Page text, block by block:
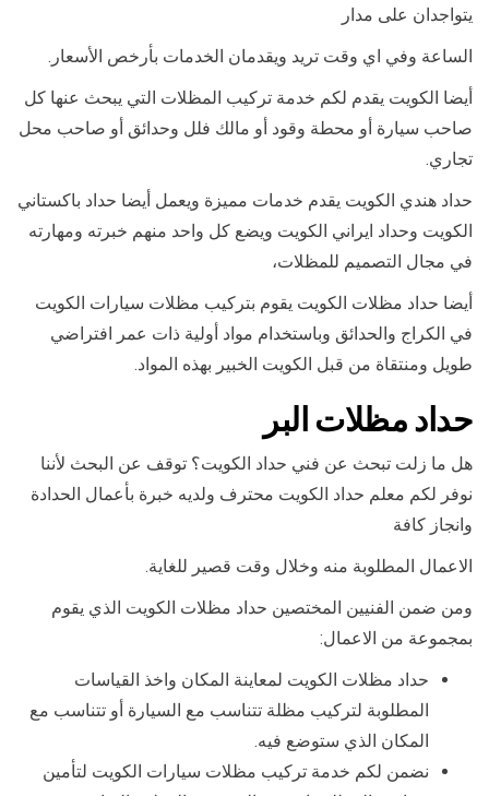
يتواجدان على مدار
الساعة وفي اي وقت تريد ويقدمان الخدمات بأرخص الأسعار.
أيضا الكويت يقدم لكم خدمة تركيب المظلات التي يبحث عنها كل
صاحب سيارة أو محطة وقود أو مالك فلل وحدائق أو صاحب محل
تجاري.
حداد هندي الكويت يقدم خدمات مميزة ويعمل أيضا حداد باكستاني
الكويت وحداد ايراني الكويت ويضع كل واحد منهم خبرته ومهارته
في مجال التصميم للمظلات،
أيضا حداد مظلات الكويت يقوم بتركيب مظلات سيارات الكويت
في الكراج والحدائق وباستخدام مواد أولية ذات عمر افتراضي
طويل ومنتقاة من قبل الكويت الخبير بهذه المواد.
حداد مظلات البر
هل ما زلت تبحث عن فني حداد الكويت؟ توقف عن البحث لأننا
نوفر لكم معلم حداد الكويت محترف ولديه خبرة بأعمال الحدادة
وانجاز كافة
الاعمال المطلوبة منه وخلال وقت قصير للغاية.
ومن ضمن الفنيين المختصين حداد مظلات الكويت الذي يقوم
بمجموعة من الاعمال:
حداد مظلات الكويت لمعاينة المكان واخذ القياسات
المطلوبة لتركيب مظلة تتناسب مع السيارة أو تتناسب مع
المكان الذي ستوضع فيه.
نضمن لكم خدمة تركيب مظلات سيارات الكويت لتأمين